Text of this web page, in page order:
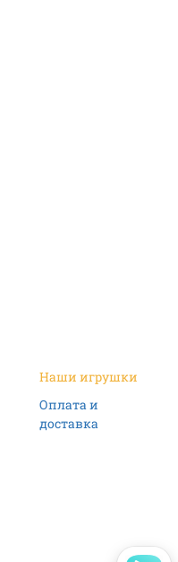
Наши игрушки
Оплата и
доставка